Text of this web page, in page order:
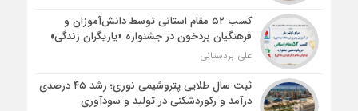
کسب ۵۲ مقام استانی توسط دانش‌آموزان و
فرهنگیان بردخون در جشنواره «یاریگران زندگی»
علی بردستانی
ثبت سال طلایی پتروشیمی نوری؛ رشد ۴۵ درصدی
درآمد و رکوردشکنی در تولید و سودآوری